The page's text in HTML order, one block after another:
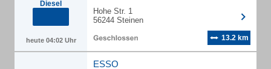
Diesel
heute 04:02 Uhr
Hohe Str. 1
56244 Steinen
13.2 km
ESSO